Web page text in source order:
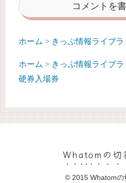
コメントを
ホーム > きっぷ情報ライブラ
ホーム > きっぷ情報ライブラ
硬券入場券
Whatomの切
© 2015 Whatomの